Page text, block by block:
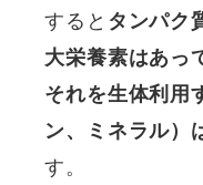
すると タンパク
大栄養素はあっ
それを生体利用
ン、ミネラル）
す。